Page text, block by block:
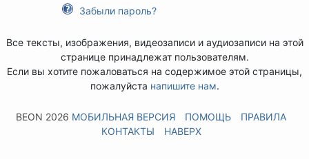
Забыли пароль?
Все тексты, изображения, видеозаписи и аудиозаписи на этой
странице принадлежат пользователям.
Если вы хотите пожаловаться на содержимое этой страницы,
пожалуйста напишите нам.
BEON 2026 МОБИЛЬНАЯ ВЕРСИЯ ПОМОЩЬ
ПРАВИЛА
КОНТАКТЫ
НАВЕРХ